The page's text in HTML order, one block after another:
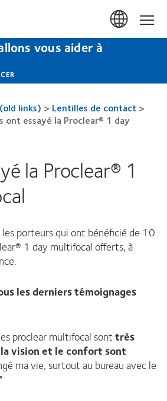
vous aider à
links) > Lentilles de contact >
ont essayé la Proclear® 1 day
la Proclear® 1
porteurs qui ont bénéficié de 10
1 day multifocal offerts, à
les derniers témoignages
proclear multifocal sonttrès
vision et le confort sont
ma vie, surtout au bureau avec le